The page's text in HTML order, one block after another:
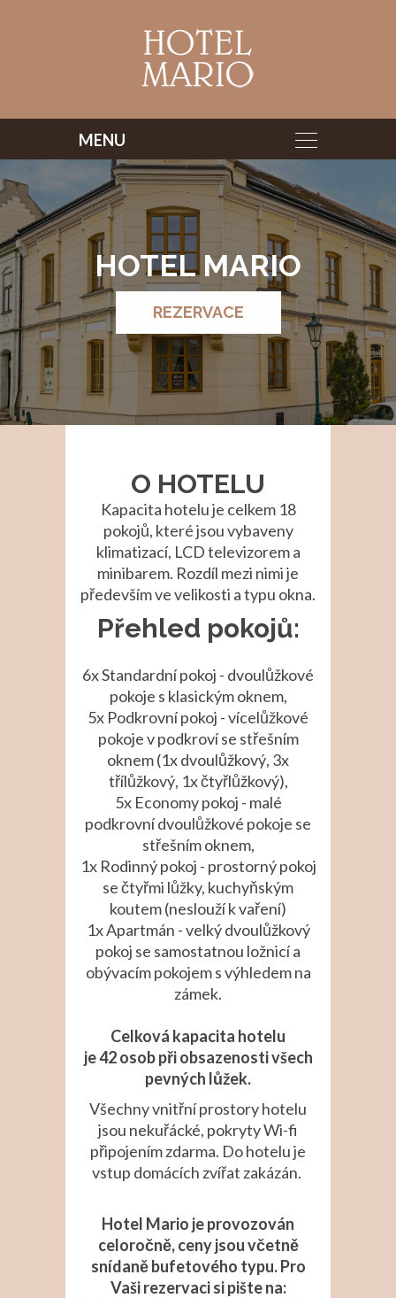
HOTEL MARIO
O HOTELU
Kapacita hotelu je celkem 18
pokojů, které jsou vybaveny
klimatizací, LCD televizorem a
minibarem. Rozdíl mezi nimi je
především ve velikosti a typu okna.
Přehled pokojů:
6x Standardní pokoj - dvoulůžkové
pokoje s klasickým oknem,
5x Podkrovní pokoj - vícelůžkové
pokoje v podkroví se střešním
oknem (1x dvoulůžkový, 3x
třílůžkový, 1x čtyřlůžkový),
5x Economy pokoj - malé
podkrovní dvoulůžkové pokoje se
střešním oknem,
1x Rodinný pokoj - prostorný pokoj
se čtyřmi lůžky, kuchyňským
koutem (neslouží k vaření)
1x Apartmán - velký dvoulůžkový
pokoj se samostatnou ložnicí a
obývacím pokojem s výhledem na
zámek.
Celková kapacita hotelu
je 42 osob při obsazenosti všech
pevných lůžek.
Všechny vnitřní prostory hotelu
jsou nekuřácké, pokryty Wi-fi
připojením zdarma. Do hotelu je
vstup domácích zvířat zakázán.
Hotel Mario je provozován
celoročně, ceny jsou včetně
snídaně bufetového typu. Pro
Vaši rezervaci si pište na: